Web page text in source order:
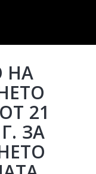
НА
21
ЗА